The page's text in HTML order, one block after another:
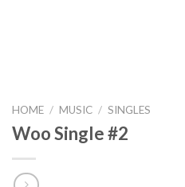
HOME / MUSIC / SINGLES
Woo Single #2